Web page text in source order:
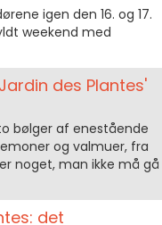
igen den 16. og 17.
weekend med
des Plantes'
bølger af enestående
og valmuer, fra
noget, man ikke må gå
det